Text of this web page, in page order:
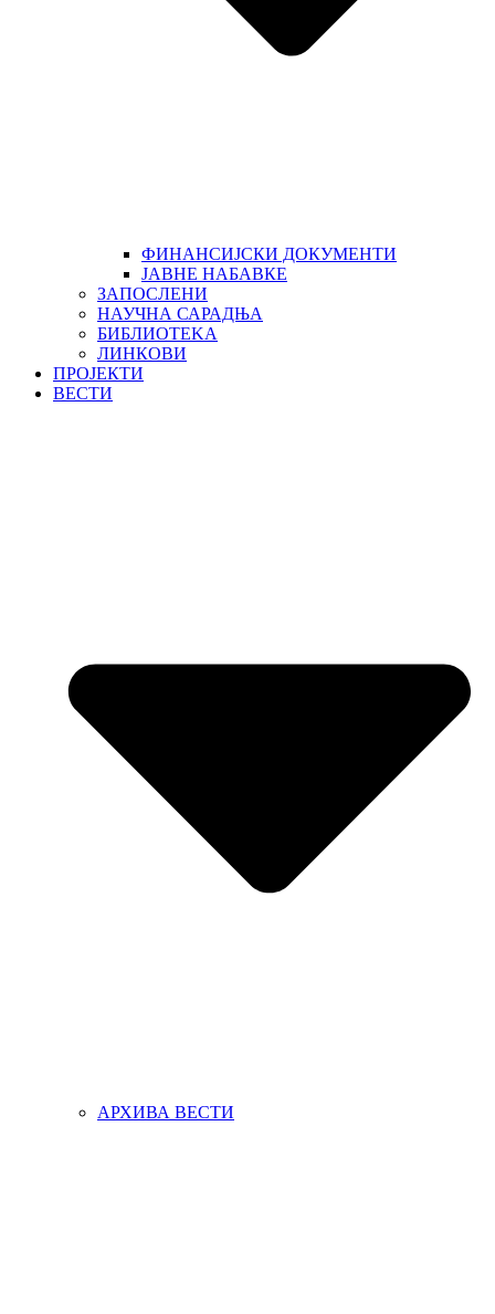
ФИНАНСИЈСКИ ДОКУМЕНТИ
ЈАВНЕ НАБАВКЕ
ЗАПОСЛЕНИ
НАУЧНА САРАДЊА
БИБЛИОТЕKА
ЛИНКОВИ
ПРОЈЕКТИ
ВЕСТИ
АРХИВА ВЕСТИ